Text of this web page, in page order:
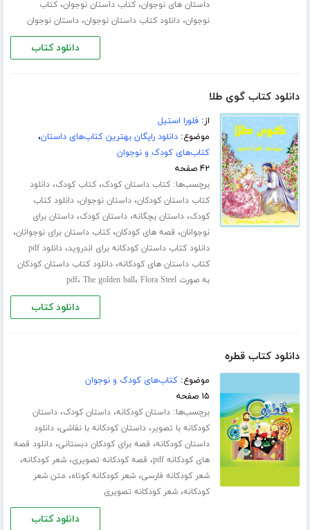
داستان های نوجوان،کتاب داستان نوجوان،کتاب
نوجوان،دانلود کتاب داستان نوجوان،داستان نوجوان
دانلود کتاب
دانلود کتاب گوی طلا
از:فلورا استیل
موضوع:دانلود رایگان بهترین کتاب‌های داستان،
کتاب‌های کودک و نوجوان
۴۲ صفحه
برچسب‌ها:کتاب داستان کودک،کتاب کودک،دانلود
کتاب داستان کودکان،داستان نوجوان،دانلود کتاب
کودک،داستان بچگانه،داستان کودک،داستان برای
نوجوانان، قصه های کودکان،کتاب داستان برای نوجوانان،
دانلود کتاب داستان کودکانه برای اندروید،
دانلود pdf
کتاب داستان های کودکانه،دانلود کتاب داستان کودکان
به صورت pdf
، The golden ball، Flora Steel
دانلود کتاب
دانلود کتاب قطره
موضوع:کتاب‌های کودک و نوجوان
۱۵ صفحه
برچسب‌ها:داستان کودکانه،داستان کودک،داستان
کودکانه با تصویر،داستان کودکانه با نقاشی،دانلود
داستان کودکانه، قصه برای کودکان دبستانی،دانلود قصه
های کودکانه pdf
، قصه کودکانه تصویری،شعر کودکانه،
شعر کودکانه فارسی،شعر کودکانه کوتاه، متن شعر
کودکانه،شعر کودکانه تصویری
دانلود کتاب